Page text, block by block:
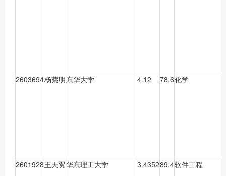
2603694杨蔡明东华大学 4.12 78.6化学
2601928王天翼华东理工大学 3.435289.4软件工程